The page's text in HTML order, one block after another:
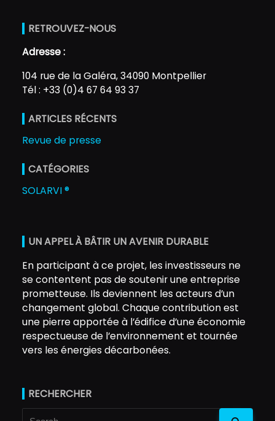
RETROUVEZ-NOUS
Adresse :
104 rue de la Galéra, 34090 Montpellier
Tél : +33 (0)4 67 64 93 37
ARTICLES RÉCENTS
Revue de presse
CATÉGORIES
SOLARVI ®
UN APPEL À BÂTIR UN AVENIR DURABLE
En participant à ce projet, les investisseurs ne
se contentent pas de soutenir une entreprise
prometteuse. Ils deviennent les acteurs d’un
changement global. Chaque contribution est
une pierre apportée à l’édifice d’une économie
respectueuse de l’environnement et tournée
vers les énergies décarbonées.
RECHERCHER
Search